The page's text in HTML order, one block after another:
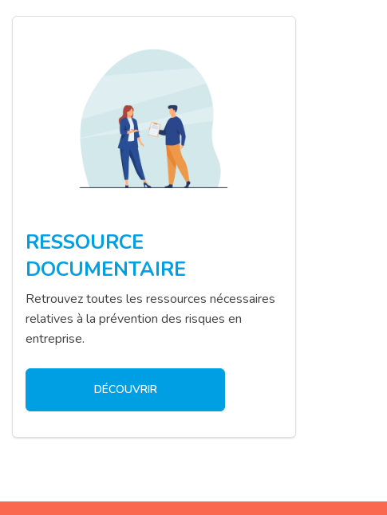
RESSOURCE
DOCUMENTAIRE
Retrouvez toutes les ressources nécessaires
relatives à la prévention des risques en
entreprise.
DÉCOUVRIR